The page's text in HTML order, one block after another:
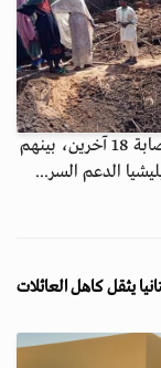
أعلنت شبكة أطباء السودان، مقتل 10 مدنيين وإصابة 18 آخرين، بينهم
الدعم السر...
يثقل كاهل العائلات